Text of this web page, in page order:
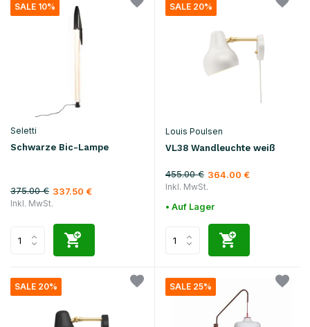
SALE 10%
Seletti
Schwarze Bic-Lampe
375.00 € 337.50 €
Inkl. MwSt.
SALE 20%
Louis Poulsen
VL38 Wandleuchte weiß
455.00 € 364.00 €
Inkl. MwSt.
• Auf Lager
SALE 20% SALE 25%